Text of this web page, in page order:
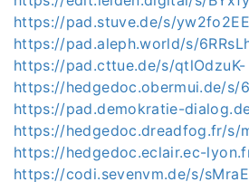
https://pad.stuve.de/s/
https://pad.aleph.world/s/
https://pad.cttue.de/s/qtlOdzuK-
https://hedgedoc.obermui.de/s/
https://pad.demokratie-
https://hedgedoc.dreadfog.fr/s/
https://hedgedoc.eclair.ec-
https://codi.sevenvm.de/s/